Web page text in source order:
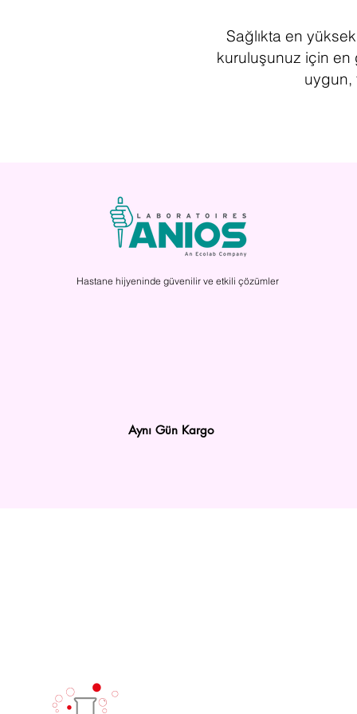
Sağlıkta en
kuruluşunuz için en
uygun,
Hastane hijyeninde güvenilir ve etkili çözümler
Aynı Gün Kargo